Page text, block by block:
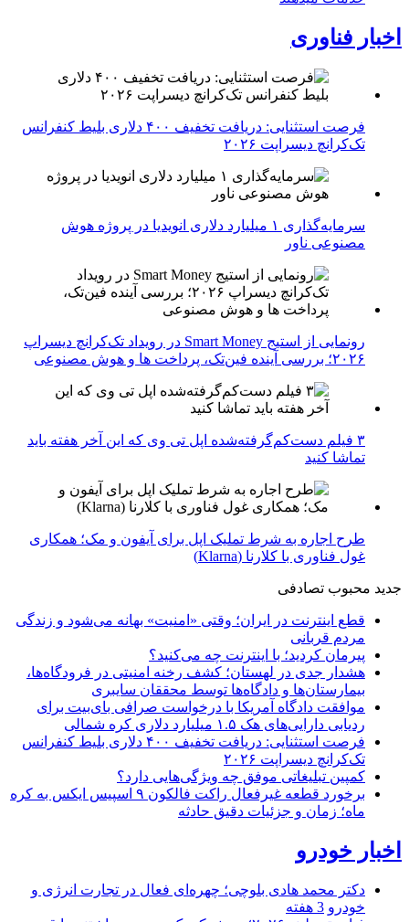
اخبار فناوری
فرصت استثنایی: دریافت تخفیف ۴۰۰ دلاری بلیط کنفرانس
تک‌کرانچ دیسراپت ۲۰۲۶
سرمایه‌گذاری ۱ میلیارد دلاری انویدیا در پروژه هوش
مصنوعی ناور
رونمایی از استیج Smart Money در رویداد تک‌کرانچ دیسراپ
۲۰۲۶؛ بررسی آینده فین‌تک، پرداخت‌ ها و هوش مصنوعی
۳ فیلم دست‌کم‌گرفته‌شده اپل تی وی که این آخر هفته باید
تماشا کنید
طرح اجاره به شرط تملیک اپل برای آیفون و مک؛ همکاری
غول فناوری با کلارنا (Klarna)
جدید محبوب تصادفی
قطع اینترنت در ایران؛ وقتی «امنیت» بهانه می‌شود و زندگی
مردم قربانی
پیرمان کردید؛ با اینترنت چه می‌کنید؟
هشدار جدی در لهستان؛ کشف رخنه امنیتی در فرودگاه‌ها،
بیمارستان‌ها و دادگاه‌ها توسط محققان سایبری
موافقت دادگاه آمریکا با درخواست صرافی بای‌بیت برای
ردیابی دارایی‌های هک ۱.۵ میلیارد دلاری کره شمالی
فرصت استثنایی: دریافت تخفیف ۴۰۰ دلاری بلیط کنفرانس
تک‌کرانچ دیسراپت ۲۰۲۶
کمپین تبلیغاتی موفق چه ویژگی‌هایی دارد؟
برخورد قطعه غیرفعال راکت فالکون ۹ اسپیس ایکس به کره
ماه؛ زمان و جزئیات دقیق حادثه
اخبار خودرو
دکتر محمد هادی بلوچی؛ چهره‌ای فعال در تجارت انرژی و
خودرو 3 هفته